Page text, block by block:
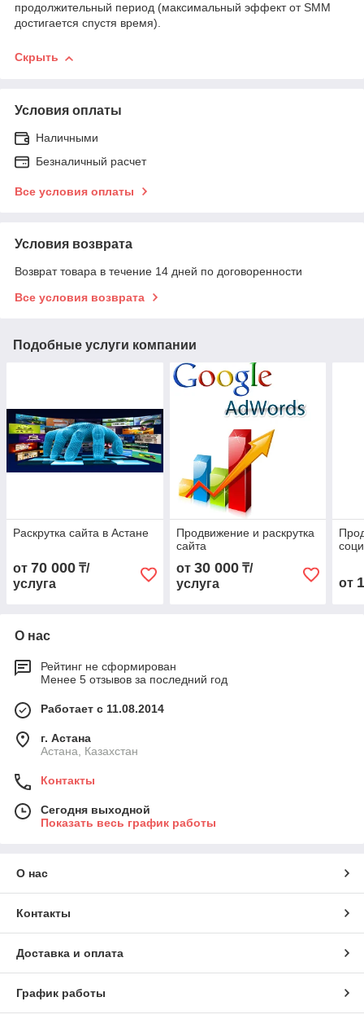
продолжительный период (максимальный эффект от SMM
достигается спустя время).
Скрыть
Условия оплаты
Наличными
Безналичный расчет
Все условия оплаты
Условия возврата
Возврат товара в течение 14 дней по договоренности
Все условия возврата
Подобные услуги компании
Раскрутка сайта в Астане
от 70 000 ₸/
услуга
Продвижение и раскрутка
сайта
от 30 000₸/
услуга
от
О нас
Рейтинг не сформирован
Менее 5 отзывов за последний год
Работает с 11.08.2014
г. Астана
Астана, Казахстан
Контакты
Сегодня выходной
Показать весь график работы
О нас
Контакты
Доставка и оплата
График работы